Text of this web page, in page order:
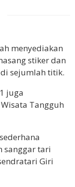
menyediakan
stiker dan
sejumlah titik.
juga
Tangguh
sanggar tari
Giri